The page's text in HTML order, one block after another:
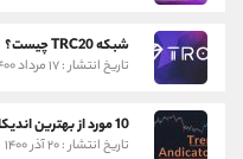
شبکه TRC20 چیست؟
تاریخ انتشار : ۱۷ مرداد ۱۴۰۰
10 مورد از بهترین اندیکاتورهای تشخیص روند
تاریخ انتشار : ۲۰ آذر ۱۴۰۰